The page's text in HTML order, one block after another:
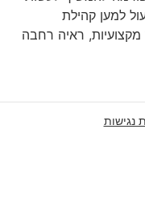
למען קהילת
ראיה רחבה
נגישות